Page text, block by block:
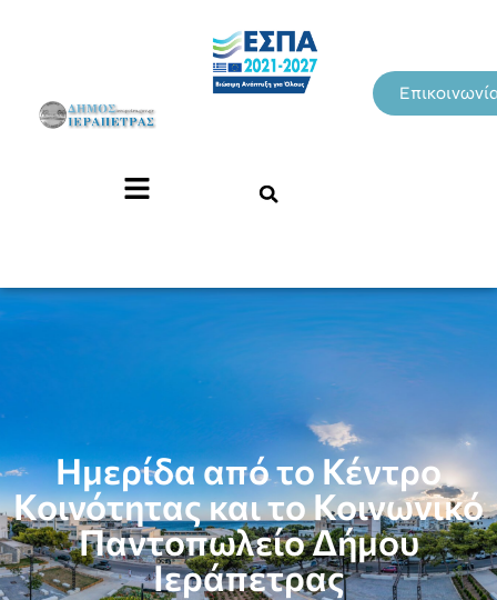
Ημερίδα από το Κέντρο
Κοινότητας και το Κοινωνικό
Παντοπωλείο Δήμου
Ιεράπετρας